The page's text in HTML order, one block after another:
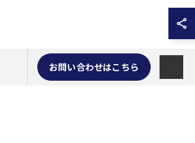
お問い合わせはこちら